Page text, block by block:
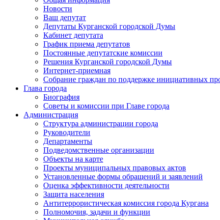
Новости
Ваш депутат
Депутаты Курганской городской Думы
Кабинет депутата
График приема депутатов
Постоянные депутатские комиссии
Решения Курганской городской Думы
Интернет-приемная
Собрание граждан по поддержке инициативных
Глава города
Биография
Советы и комиссии при Главе города
Администрация
Структура администрации города
Руководители
Департаменты
Подведомственные организации
Объекты на карте
Проекты муниципальных правовых актов
Установленные формы обращений и заявлений
Оценка эффективности деятельности
Защита населения
Антитеррористическая комиссия города Кургана
Полномочия, задачи и функции